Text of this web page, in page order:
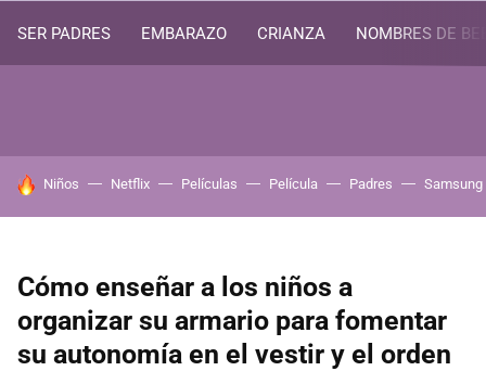
SER PADRES EMBARAZO CRIANZA NOMBRES DE
HOY SE HABLA DE
Niños Netflix Películas Película Padres Samsung
Cómo enseñar a los niños a
organizar su armario para fomentar
su autonomía en el vestir y el orden